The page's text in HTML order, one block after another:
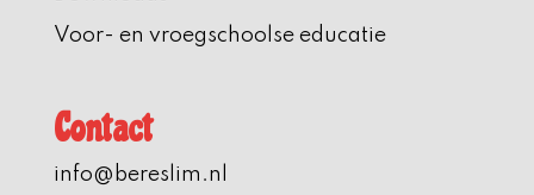
Voor- en vroegschoolse educatie
Contact
info@bereslim.nl